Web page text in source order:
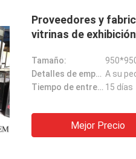
Proveedores y
vitrinas de
Tamaño:
Detalles de empaquetado: A su
Tiempo de entrega: 15 días
Mejor Precio